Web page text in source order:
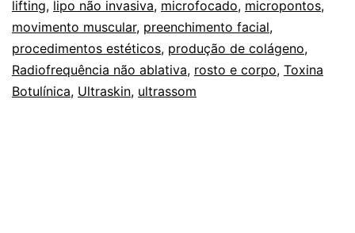
lifting, lipo não invasiva, microfocado, micropontos,
movimento muscular, preenchimento facial,
procedimentos estéticos, produção de colágeno,
Radiofrequência não ablativa, rosto e corpo, Toxina
Botulínica, Ultraskin, ultrassom